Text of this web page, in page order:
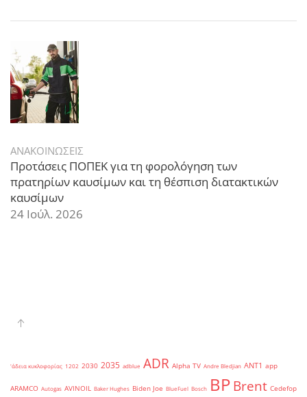
ΑΝΑΚΟΙΝΩΣΕΙΣ
Προτάσεις ΠΟΠΕΚ για τη φορολόγηση των
πρατηρίων καυσίμων και τη θέσπιση διατακτικών
καυσίμων
24 Ιούλ. 2026
'άδεια κυκλοφορίας 1202 2030 2035 adblue ADR Alpha TV Andre Bledjian ANT1 app
ARAMCO Autogas AVINOIL Baker Hughes Biden Joe BlueFuel Bosch BPBrent Cedefop